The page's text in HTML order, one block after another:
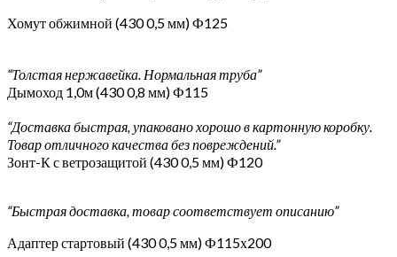
Хомут обжимной (430 0,5 мм) Ф125
“Толстая нержавейка. Нормальная труба”
Дымоход 1,0м (430 0,8 мм) Ф115
“Доставка быстрая, упаковано хорошо в картонную коробку.
Товар отличного качества без повреждений.”
Зонт-К с ветрозащитой (430 0,5 мм) Ф120
“Быстрая доставка, товар соответствует описанию”
Адаптер стартовый (430 0,5 мм) Ф115х200